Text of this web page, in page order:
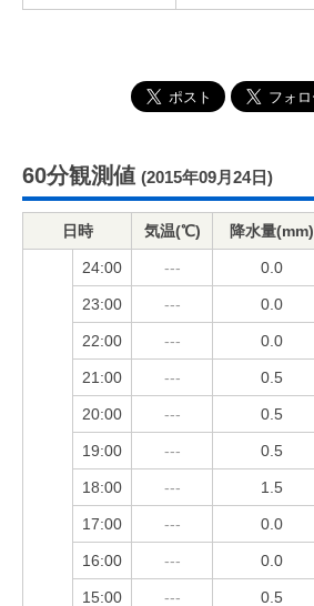
60分観測値 (2015年09月24日)
日時 気温(℃) 降水量(mm)
24:00 --- 0.0
23:00 --- 0.0
22:00 --- 0.0
21:00 --- 0.5
20:00 --- 0.5
19:00 --- 0.5
18:00 --- 1.5
17:00 --- 0.0
16:00 --- 0.0
15:00 --- 0.5